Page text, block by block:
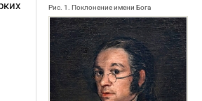
Рис. 1. Поклонение имени Бога